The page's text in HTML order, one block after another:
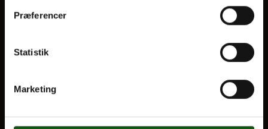
Præferencer
Statistik
Marketing
Alle fag og valgfag
OM E.G.
Nyheder
E.G. Historisk